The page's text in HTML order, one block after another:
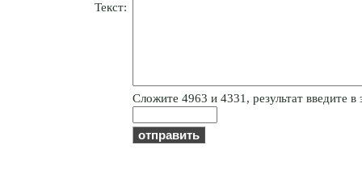
Текст:
Cлoжитe 4963 и 4331, результат введите в